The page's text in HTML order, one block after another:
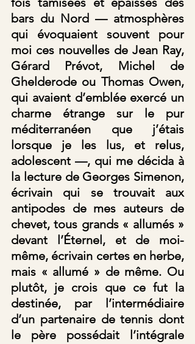
bars du Nord — atmosphères
qui évoquaient souvent pour
moi ces nouvelles de Jean Ray,
Gérard Prévot, Michel de
Ghelderode ou Thomas Owen,
qui avaient d’emblée exercé un
charme étrange sur le pur
méditerranéen que j’étais
lorsque je les lus, et relus,
adolescent —, qui me décida à
la lecture de Georges Simenon,
écrivain qui se trouvait aux
antipodes de mes auteurs de
chevet, tous grands « allumés »
devant l’Éternel, et de moi-
même, écrivain certes en herbe,
mais « allumé » de même. Ou
plutôt, je crois que ce fut la
destinée, par l’intermédiaire
d’un partenaire de tennis dont
le père possédait l’intégrale